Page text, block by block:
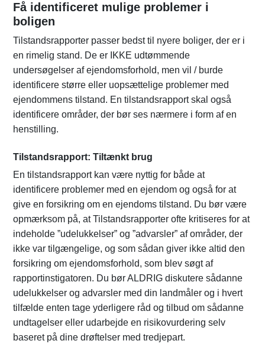
Få identificeret mulige problemer i
boligen
Tilstandsrapporter passer bedst til nyere boliger, der er i
en rimelig stand. De er IKKE udtømmende
undersøgelser af ejendomsforhold, men vil / burde
identificere større eller uopsættelige problemer med
ejendommens tilstand. En tilstandsrapport skal også
identificere områder, der bør ses nærmere i form af en
henstilling.
Tilstandsrapport: Tiltænkt brug
En tilstandsrapport kan være nyttig for både at
identificere problemer med en ejendom og også for at
give en forsikring om en ejendoms tilstand. Du bør være
opmærksom på, at Tilstandsrapporter ofte kritiseres for at
indeholde ”udelukkelser” og ”advarsler” af områder, der
ikke var tilgængelige, og som sådan giver ikke altid den
forsikring om ejendomsforhold, som blev søgt af
rapportinstigatoren. Du bør ALDRIG diskutere sådanne
udelukkelser og advarsler med din landmåler og i hvert
tilfælde enten tage yderligere råd og tilbud om sådanne
undtagelser eller udarbejde en risikovurdering selv
baseret på dine drøftelser med tredjepart.